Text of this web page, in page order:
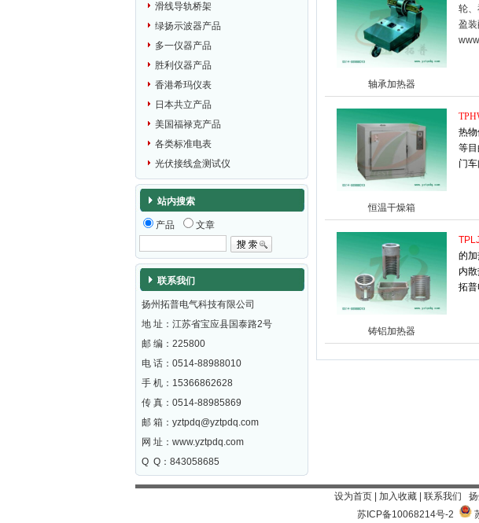
滑线导轨桥架
绿扬示波器产品
多一仪器产品
胜利仪器产品
香港希玛仪表
日本共立产品
美国福禄克产品
各类标准电表
光伏接线盒测试仪
站内搜索
产品 文章
联系我们
扬州拓普电气科技有限公司
地 址：江苏省宝应县国泰路2号
邮 编： 225800
电 话：0514-88988010
手 机：15366862628
传 真：0514-88985869
邮 箱： yztpdq@yztpdq.com
网 址： www.yztpdq.com
Q Q：843058685
轴承加热器
轮
盈
恒温干燥箱
热
等
门车
铸铝加热器
的
内
拓
设为首页 加入收藏 联系我们 扬
苏ICP备10068214号-2